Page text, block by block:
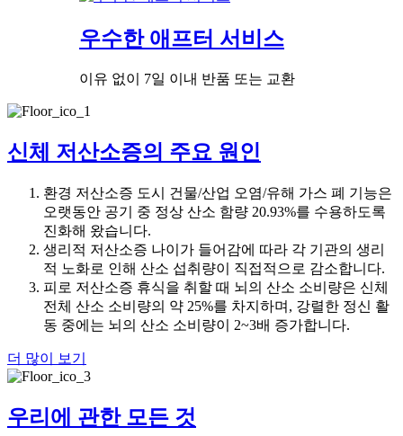
우수한 애프터 서비스
이유 없이 7일 이내 반품 또는 교환
신체 저산소증의 주요 원인
환경 저산소증 도시 건물/산업 오염/유해 가스 폐 기능은
오랫동안 공기 중 정상 산소 함량 20.93%를 수용하도록
진화해 왔습니다.
생리적 저산소증 나이가 들어감에 따라 각 기관의 생리
적 노화로 인해 산소 섭취량이 직접적으로 감소합니다.
피로 저산소증 휴식을 취할 때 뇌의 산소 소비량은 신체
전체 산소 소비량의 약 25%를 차지하며, 강렬한 정신 활
동 중에는 뇌의 산소 소비량이 2~3배 증가합니다.
더 많이 보기
우리에 관한 모든 것